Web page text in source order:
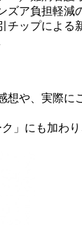
ア負担軽
ップによ
や、実際
」にも加わ